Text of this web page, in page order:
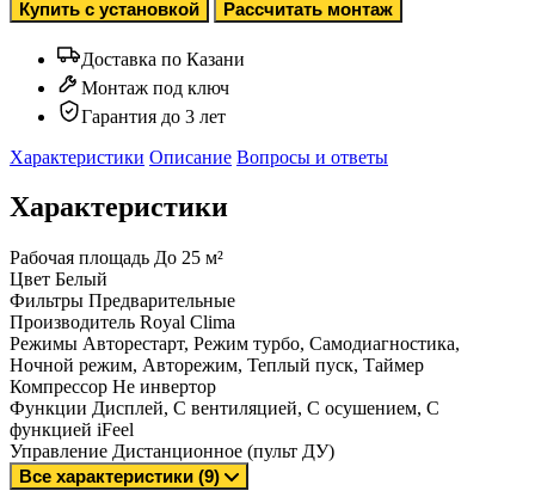
Купить с установкой Рассчитать монтаж
Доставка по Казани
Монтаж под ключ
Гарантия до 3 лет
Характеристики Описание Вопросы и ответы
Характеристики
Рабочая площадь До 25 м²
Цвет Белый
Фильтры Предварительные
Производитель Royal Clima
Режимы Авторестарт, Режим турбо, Самодиагностика,
Ночной режим, Авторежим, Теплый пуск, Таймер
Компрессор Не инвертор
Функции Дисплей, С вентиляцией, С осушением, С
функцией iFeel
Управление Дистанционное (пульт ДУ)
Все характеристики (9)